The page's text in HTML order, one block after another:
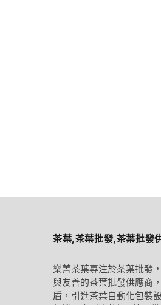
茶葉,茶葉批發,茶葉批發
樂菁茶葉專注於茶葉批發
與友善的茶葉批發供應商
盾，引進茶葉自動化包裝